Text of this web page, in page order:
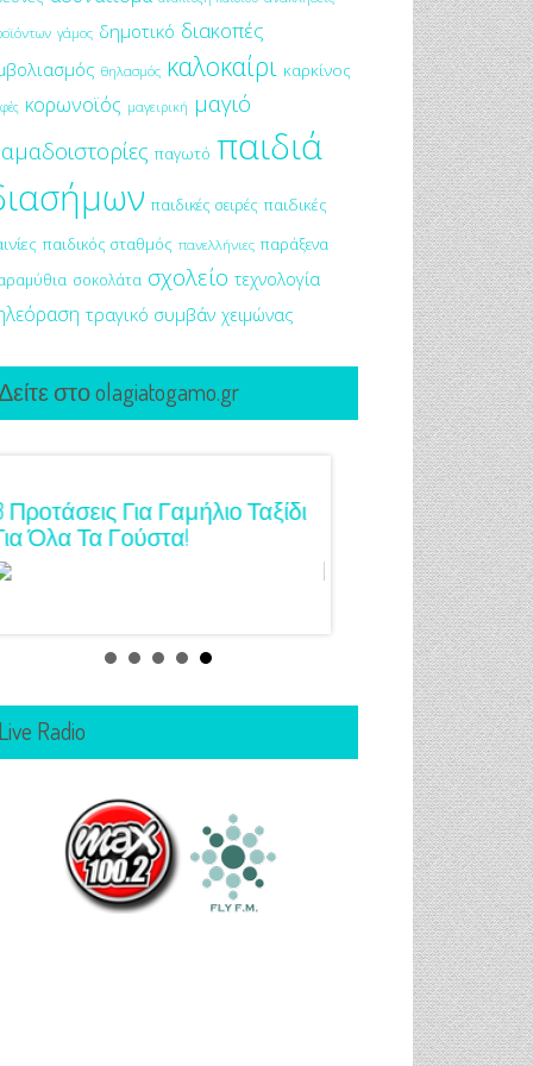
γάμος δημοτικό διακοπές
θηλασμός καλοκαίρι καρκίνος
κορωνοϊός μαγειρική μαγιό
παγωτό παιδιά
παιδικές σειρές παιδικές
παιδικός σταθμός πανελλήνιες παράξενα
σοκολάτα σχολείο τεχνολογία
τραγικό συμβάν χειμώνας
στο olagiatogamo.gr
Προτάσεις Για Γαμήλιο Ταξίδι
Όλα Τα Γούστα!
Πρωτότυπες Ιδέες
Μανικιούρ!
Live Radio